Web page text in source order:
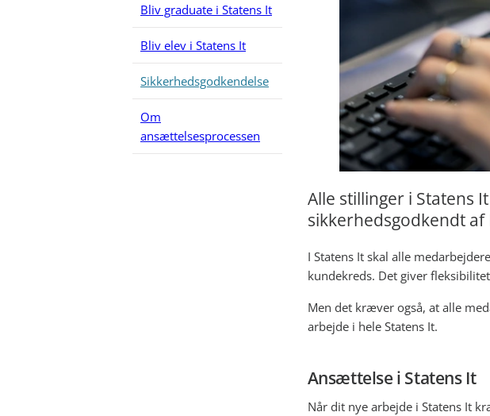
Bliv graduate i Statens It
Bliv elev i Statens It
Sikkerhedsgodkendelse
Om
ansættelsesprocessen
Alle stillinger i Statens
sikkerhedsgodkendt af
I Statens It skal alle
kundekreds. Det giver
Men det kræver også, at alle
arbejde i hele Statens It.
Ansættelse i Statens It
Når dit nye arbejde i Statens It